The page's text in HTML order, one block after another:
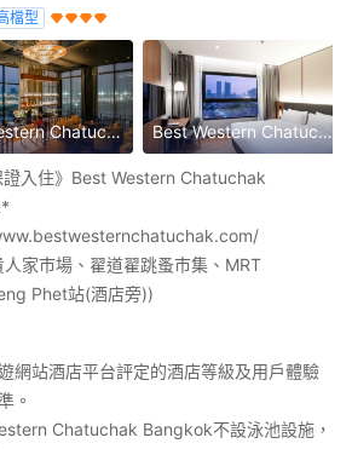
檔型
Best Western Chatuchak Bangkok Best Western Chatuchak Bangkok
證入住》Best Western Chatuchak
人家市場、翟道翟跳蚤市集、MRT
Phet站(酒店旁))
網站酒店平台評定的酒店等級及用戶體驗
。
Chatuchak Bangkok不設泳池設施，